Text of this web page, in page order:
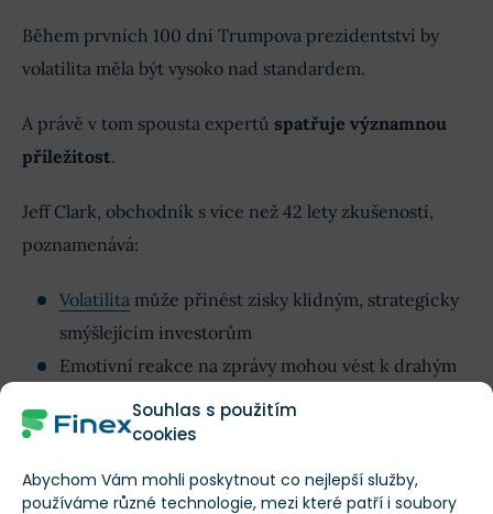
Souhlas s použitím
cookies
Abychom Vám mohli poskytnout co nejlepší služby,
používáme různé technologie, mezi které patří i soubory
Během prvních 100 dní Trumpova prezidentství by
volatilita měla být vysoko nad standardem.
A právě v tom spousta expertů spatřuje významnou
příležitost.
Jeff Clark, obchodník s více než 42 lety zkušeností,
poznamenává:
Volatilita může přinést zisky klidným, strategicky
smýšlejícím investorům
Emotivní reakce na zprávy mohou vést k drahým
Je namístě řídit se disciplinovanou